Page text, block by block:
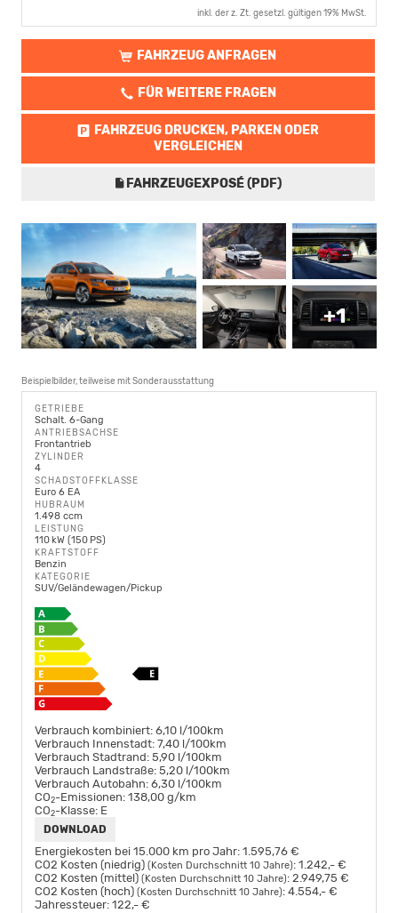
inkl. der z. Zt. gesetzl. gültigen 19% MwSt.
FAHRZEUG ANFRAGEN
FÜR WEITERE FRAGEN
FAHRZEUG DRUCKEN, PARKEN ODER
VERGLEICHEN
FAHRZEUGEXPOSÉ (PDF)
+1
Beispielbilder, teilweise mit Sonderausstattung
GETRIEBE
Schalt. 6-Gang
ANTRIEBSACHSE
Frontantrieb
ZYLINDER
4
SCHADSTOFFKLASSE
Euro 6 EA
HUBRAUM
1.498 ccm
LEISTUNG
110 kW (150 PS)
KRAFTSTOFF
Benzin
KATEGORIE
SUV/Geländewagen/Pickup
Verbrauch kombiniert: 6,10 l/100km
Verbrauch Innenstadt: 7,40 l/100km
Verbrauch Stadtrand: 5,90 l/100km
Verbrauch Landstraße: 5,20 l/100km
Verbrauch Autobahn: 6,30 l/100km
CO2-Emissionen: 138,00 g/km
CO2-Klasse: E
DOWNLOAD
Energiekosten bei 15.000 km pro Jahr: 1.595,76 €
CO2 Kosten (niedrig) (Kosten Durchschnitt 10 Jahre): 1.242,- €
CO2 Kosten (mittel) (Kosten Durchschnitt 10 Jahre): 2.949,75 €
CO2 Kosten (hoch) (Kosten Durchschnitt 10 Jahre): 4.554,- €
Jahressteuer: 122,- €